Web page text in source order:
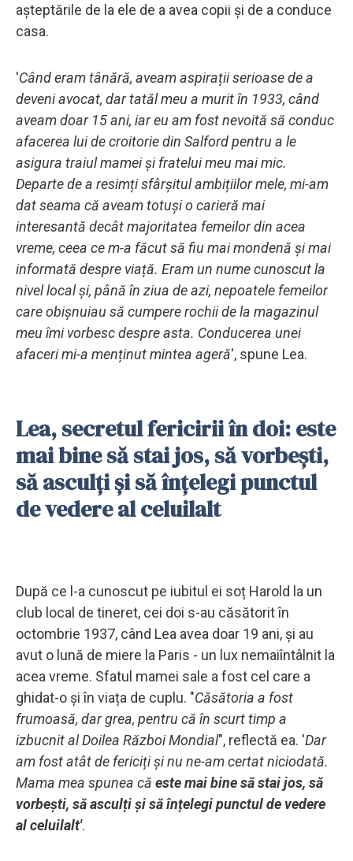
așteptările de la ele de a avea copii și de a conduce
casa.
'Când eram tânără, aveam aspirații serioase de a
deveni avocat, dar tatăl meu a murit în 1933, când
aveam doar 15 ani, iar eu am fost nevoită să conduc
afacerea lui de croitorie din Salford pentru a le
asigura traiul mamei și fratelui meu mai mic.
Departe de a resimți sfârșitul ambițiilor mele, mi-am
dat seama că aveam totuși o carieră mai
interesantă decât majoritatea femeilor din acea
vreme, ceea ce m-a făcut să fiu mai mondenă și mai
informată despre viață. Eram un nume cunoscut la
nivel local și, până în ziua de azi, nepoatele femeilor
care obișnuiau să cumpere rochii de la magazinul
meu îmi vorbesc despre asta. Conducerea unei
afaceri mi-a menținut mintea ageră', spune Lea.
Lea, secretul fericirii în doi: este
mai bine să stai jos, să vorbești,
să asculți și să înțelegi punctul
de vedere al celuilalt
După ce l-a cunoscut pe iubitul ei soț Harold la un
club local de tineret, cei doi s-au căsătorit în
octombrie 1937, când Lea avea doar 19 ani, și au
avut o lună de miere la Paris - un lux nemaiîntâlnit la
acea vreme. Sfatul mamei sale a fost cel care a
ghidat-o și în viața de cuplu. "Căsătoria a fost
frumoasă, dar grea, pentru că în scurt timp a
izbucnit al Doilea Război Mondial", reflectă ea. 'Dar
am fost atât de fericiți și nu ne-am certat niciodată.
Mama mea spunea că este mai bine să stai jos, să
vorbești, să asculți și să înțelegi punctul de vedere
al celuilalt'.